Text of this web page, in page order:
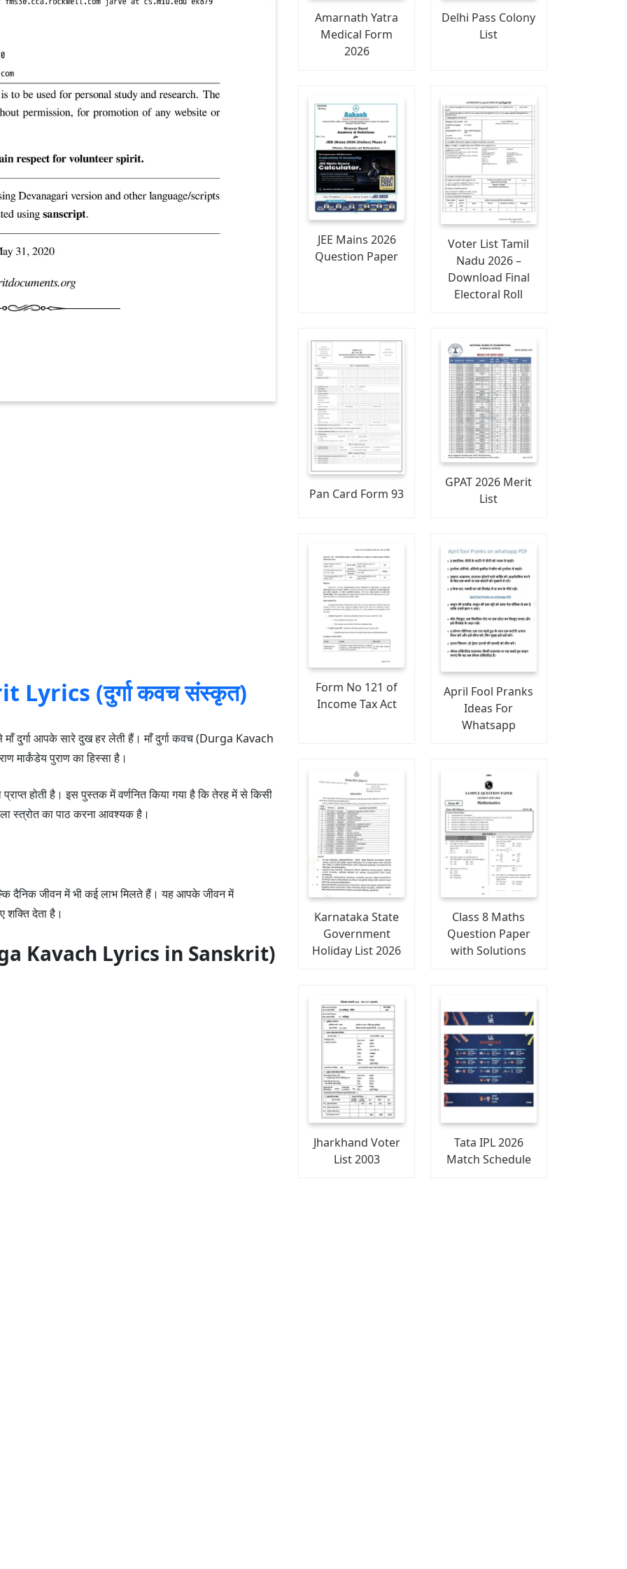
(दुर्गा कवच संस्कृत)
दुर्गा आपके सारे दुख हर लेती हैं। माँ दुर्गा कवच (Durga Kavach
मार्कंडेय पुराण का हिस्सा है।
प्राप्त होती है। इस पुस्तक में वर्णनित किया गया है कि तेरह में से किसी
स्त्रोत का पाठ करना आवश्यक है।
दैनिक जीवन में भी कई लाभ मिलते हैं। यह आपके जीवन में
शक्ति देता है।
Kavach Lyrics in Sanskrit)
Amarnath Yatra
Medical Form
2026
Delhi Pass Colony
List
JEE Mains 2026
Question Paper
Voter List Tamil
Nadu 2026 –
Download Final
Electoral Roll
Pan Card Form 93
GPAT 2026 Merit
List
Form No 121 of
Income Tax Act
April Fool Pranks
Ideas For
Whatsapp
Karnataka State
Government
Holiday List 2026
Class 8 Maths
Question Paper
with Solutions
Jharkhand Voter
List 2003
Tata IPL 2026
Match Schedule